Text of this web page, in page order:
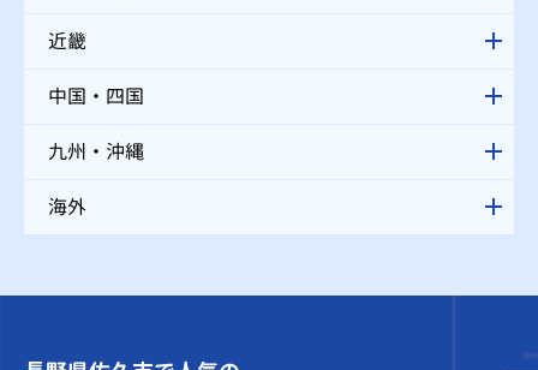
近畿
中国・四国
九州・沖縄
海外